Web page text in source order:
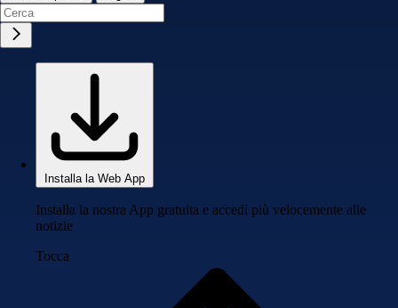
Installa la Web App
Installa la nostra App gratuita e accedi più velocemente alle
notizie
Tocca